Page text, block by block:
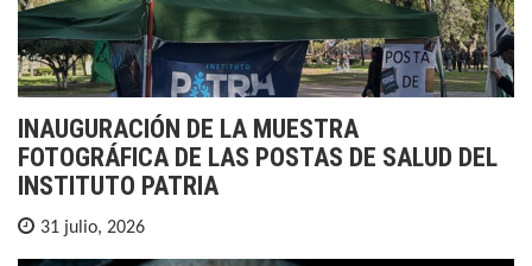
INAUGURACIÓN DE LA MUESTRA
FOTOGRÁFICA DE LAS POSTAS DE SALUD DEL
INSTITUTO PATRIA
31 julio, 2026